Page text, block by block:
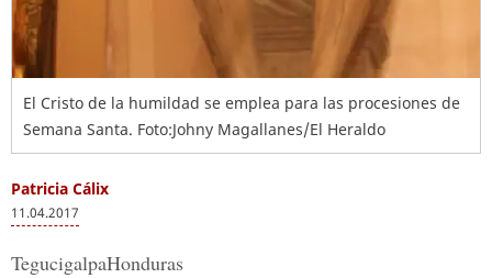
El Cristo de la humildad se emplea para las procesiones de
Semana Santa. Foto:Johny Magallanes/El Heraldo
Patricia Cálix
11.04.2017
TegucigalpaHonduras